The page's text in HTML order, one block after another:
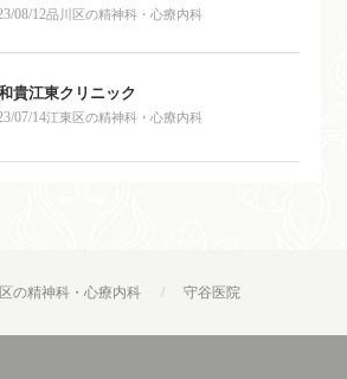
08/12品川区の精神科・心療内科
貴江東クリニック
07/14江東区の精神科・心療内科
の精神科・心療内科 守谷医院